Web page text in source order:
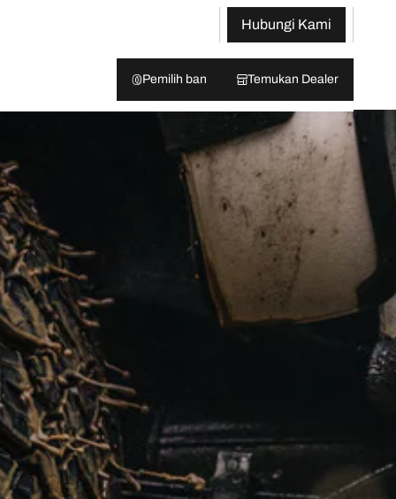
Hubungi Kami
Pemilih ban Temukan Dealer